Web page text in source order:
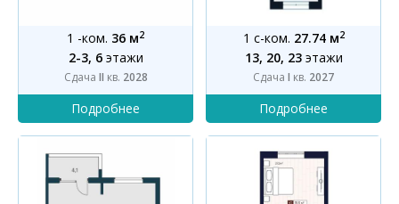
1 -ком. 36 м2
2-3, 6этажи
Сдача II кв. 2028
1 с-ком. 27.74 м2
13, 20, 23этажи
Сдача I кв. 2027